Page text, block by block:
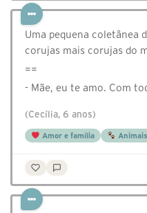
Uma pequena coletânea
corujas mais corujas do
==
- Mãe, eu te amo. Com
(Cecília, 6 anos)
Amor e família Animais